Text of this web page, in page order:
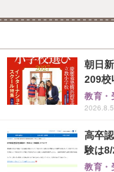
朝日
209校
教育・
高卒
験は
教育・